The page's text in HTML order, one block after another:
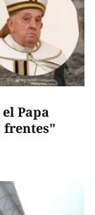
Papa
frentes"